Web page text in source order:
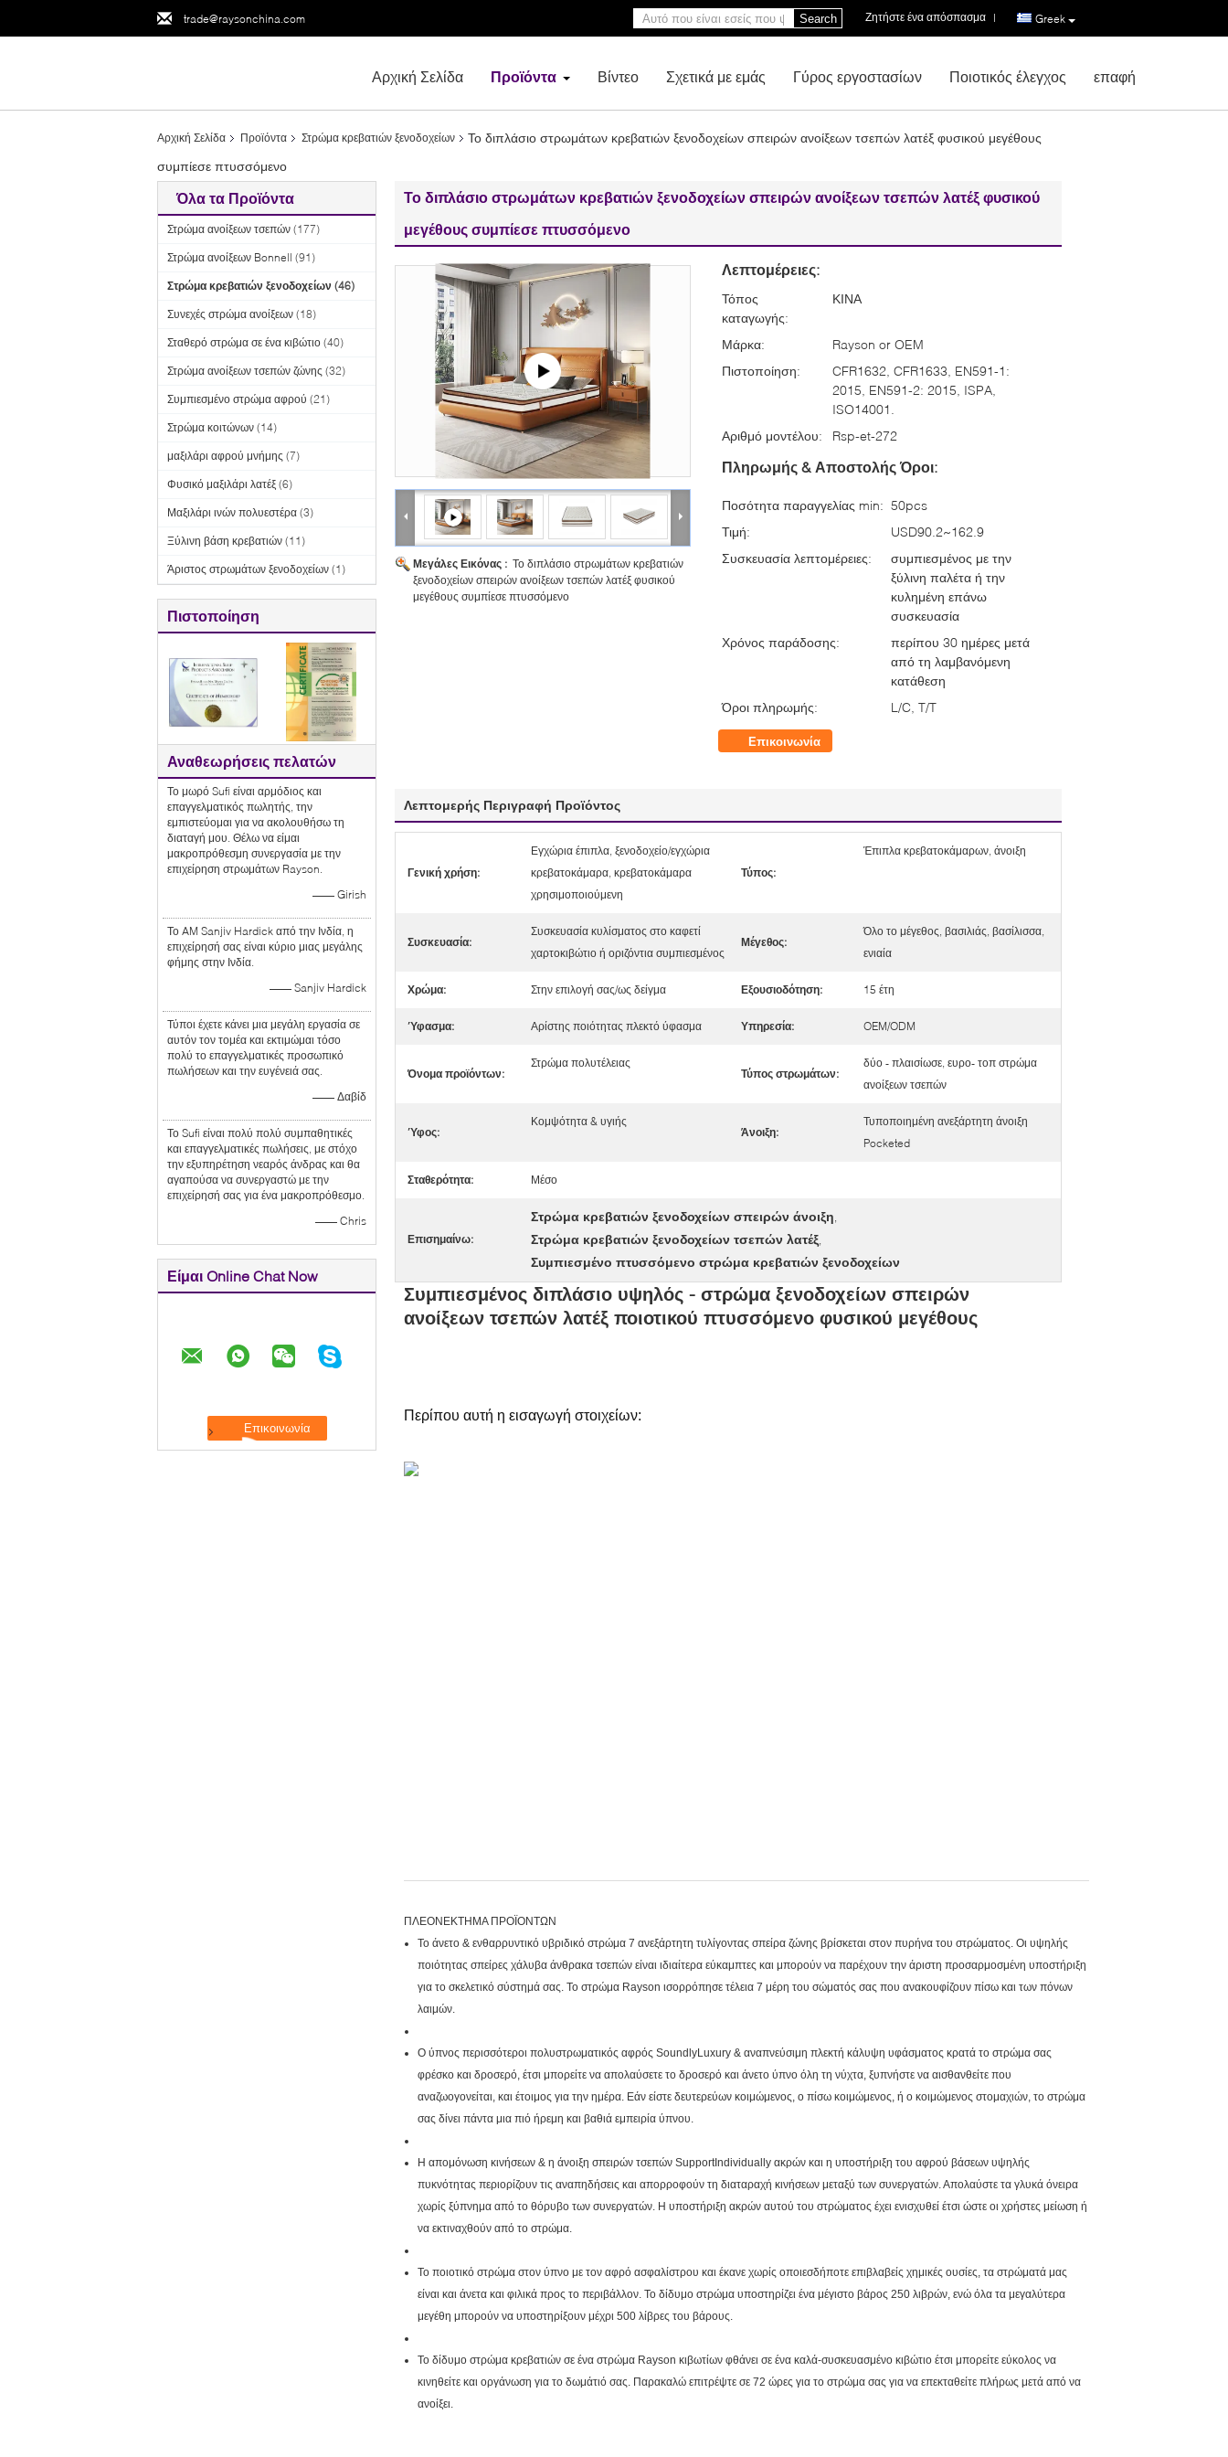
trade@raysonchina.com Greek
Ζητήστε ένα απόσπασμα |
Search
Αρχική Σελίδα Προϊόντα Βίντεο Σχετικά με εμάς Γύρος εργοστασίων Ποιοτικός έλεγχος επαφή
Αρχική Σελίδα Προϊόντα Στρώμα κρεβατιών ξενοδοχείων
Το διπλάσιο στρωμάτων κρεβατιών ξενοδοχείων σπειρών ανοίξεων τσεπών λατέξ φυσικού μεγέθους
συμπίεσε πτυσσόμενο
Όλα τα Προϊόντα
Στρώμα ανοίξεων τσεπών (177)
Στρώμα ανοίξεων Bonnell (91)
Στρώμα κρεβατιών ξενοδοχείων (46)
Συνεχές στρώμα ανοίξεων (18)
Σταθερό στρώμα σε ένα κιβώτιο (40)
Στρώμα ανοίξεων τσεπών ζώνης (32)
Συμπιεσμένο στρώμα αφρού (21)
Στρώμα κοιτώνων (14)
μαξιλάρι αφρού μνήμης (7)
Φυσικό μαξιλάρι λατέξ (6)
Μαξιλάρι ινών πολυεστέρα (3)
Ξύλινη βάση κρεβατιών (11)
Άριστος στρωμάτων ξενοδοχείων (1)
Πιστοποίηση
Αναθεωρήσεις πελατών
Το μωρό Sufi είναι αρμόδιος και
επαγγελματικός πωλητής, την
εμπιστεύομαι για να ακολουθήσω τη
διαταγή μου. Θέλω να είμαι
μακροπρόθεσμη συνεργασία με την
επιχείρηση στρωμάτων Rayson.
—— Girish
Το AM Sanjiv Hardick από την Ινδία, η
επιχείρησή σας είναι κύριο μιας μεγάλης
φήμης στην Ινδία.
—— Sanjiv Hardick
Τύποι έχετε κάνει μια μεγάλη εργασία σε
αυτόν τον τομέα και εκτιμώμαι τόσο
πολύ το επαγγελματικές προσωπικό
πωλήσεων και την ευγένειά σας.
—— Δαβίδ
Το Sufi είναι πολύ πολύ συμπαθητικές
και επαγγελματικές πωλήσεις, με στόχο
την εξυπηρέτηση νεαρός άνδρας και θα
αγαπούσα να συνεργαστώ με την
επιχείρησή σας για ένα μακροπρόθεσμο.
—— Chris
Είμαι Online Chat Now
Το διπλάσιο στρωμάτων κρεβατιών ξενοδοχείων σπειρών ανοίξεων τσεπών λατέξ φυσικού
μεγέθους συμπίεσε πτυσσόμενο
Μεγάλες Εικόνας : Το διπλάσιο στρωμάτων κρεβατιών
ξενοδοχείων σπειρών ανοίξεων τσεπών λατέξ φυσικού
μεγέθους συμπίεσε πτυσσόμενο
Λεπτομέρειες:
Τόπος
καταγωγής:
ΚΙΝΑ
Μάρκα:
Rayson or OEM
Πιστοποίηση:
CFR1632, CFR1633, EN591-1:
2015, EN591-2: 2015, ISPA,
ISO14001.
Αριθμό μοντέλου:
Rsp-et-272
Πληρωμής & Αποστολής Όροι:
Ποσότητα παραγγελίας min: 50pcs
Τιμή:
USD90.2~162.9
Συσκευασία λεπτομέρειες:
συμπιεσμένος με την
ξύλινη παλέτα ή την
κυλημένη επάνω
συσκευασία
Χρόνος παράδοσης:
περίπου 30 ημέρες μετά
από τη λαμβανόμενη
κατάθεση
Όροι πληρωμής:
L/C, T/T
Επικοινωνία
Λεπτομερής Περιγραφή Προϊόντος
Γενική χρήση:
Εγχώρια έπιπλα, ξενοδοχείο/εγχώρια
κρεβατοκάμαρα, κρεβατοκάμαρα
χρησιμοποιούμενη
Τύπος:
Έπιπλα κρεβατοκάμαρων, άνοιξη
Συσκευασία:
Συσκευασία κυλίσματος στο καφετί
χαρτοκιβώτιο ή οριζόντια συμπιεσμένος
Μέγεθος:
Όλο το μέγεθος, βασιλιάς, βασίλισσα,
ενιαία
Χρώμα: Στην επιλογή σας/ως δείγμα Εξουσιοδότηση: 15 έτη
Ύφασμα: Αρίστης ποιότητας πλεκτό ύφασμα Υπηρεσία: OEM/ODM
Όνομα προϊόντων:
Στρώμα πολυτέλειας
Τύπος στρωμάτων:
δύο - πλαισίωσε, ευρο- τοπ στρώμα
ανοίξεων τσεπών
Ύφος:
Κομψότητα & υγιής
Άνοιξη:
Τυποποιημένη ανεξάρτητη άνοιξη
Pocketed
Σταθερότητα: Μέσο
Επισημαίνω:
Στρώμα κρεβατιών ξενοδοχείων σπειρών άνοιξη,
Στρώμα κρεβατιών ξενοδοχείων τσεπών λατέξ,
Συμπιεσμένο πτυσσόμενο στρώμα κρεβατιών ξενοδοχείων
Συμπιεσμένος διπλάσιο υψηλός - στρώμα ξενοδοχείων σπειρών
ανοίξεων τσεπών λατέξ ποιοτικού πτυσσόμενο φυσικού μεγέθους
Περίπου αυτή η εισαγωγή στοιχείων:
ΠΛΕΟΝΕΚΤΗΜΑ ΠΡΟΪΟΝΤΩΝ
Το άνετο & ενθαρρυντικό υβριδικό στρώμα 7 ανεξάρτητη τυλίγοντας σπείρα ζώνης βρίσκεται στον πυρήνα του στρώματος. Οι υψηλής
ποιότητας σπείρες χάλυβα άνθρακα τσεπών είναι ιδιαίτερα εύκαμπτες και μπορούν να παρέχουν την άριστη προσαρμοσμένη υποστήριξη
για το σκελετικό σύστημά σας. Το στρώμα Rayson ισορρόπησε τέλεια 7 μέρη του σώματός σας που ανακουφίζουν πίσω και των πόνων
λαιμών.
Ο ύπνος περισσότεροι πολυστρωματικός αφρός SoundlyLuxury & αναπνεύσιμη πλεκτή κάλυψη υφάσματος κρατά το στρώμα σας
φρέσκο και δροσερό, έτσι μπορείτε να απολαύσετε το δροσερό και άνετο ύπνο όλη τη νύχτα, ξυπνήστε να αισθανθείτε που
αναζωογονείται, και έτοιμος για την ημέρα. Εάν είστε δευτερεύων κοιμώμενος, ο πίσω κοιμώμενος, ή ο κοιμώμενος στομαχιών, το στρώμα
σας δίνει πάντα μια πιό ήρεμη και βαθιά εμπειρία ύπνου.
Η απομόνωση κινήσεων & η άνοιξη σπειρών τσεπών SupportIndividually ακρών και η υποστήριξη του αφρού βάσεων υψηλής
πυκνότητας περιορίζουν τις αναπηδήσεις και απορροφούν τη διαταραχή κινήσεων μεταξύ των συνεργατών. Απολαύστε τα γλυκά όνειρα
χωρίς ξύπνημα από το θόρυβο των συνεργατών. Η υποστήριξη ακρών αυτού του στρώματος έχει ενισχυθεί έτσι ώστε οι χρήστες μείωση ή
να εκτιναχθούν από το στρώμα.
Το ποιοτικό στρώμα στον ύπνο με τον αφρό ασφαλίστρου και έκανε χωρίς οποιεσδήποτε επιβλαβείς χημικές ουσίες, τα στρώματά μας
είναι και άνετα και φιλικά προς το περιβάλλον. Το δίδυμο στρώμα υποστηρίζει ένα μέγιστο βάρος 250 λιβρών, ενώ όλα τα μεγαλύτερα
μεγέθη μπορούν να υποστηρίξουν μέχρι 500 λίβρες του βάρους.
Το δίδυμο στρώμα κρεβατιών σε ένα στρώμα Rayson κιβωτίων φθάνει σε ένα καλά-συσκευασμένο κιβώτιο έτσι μπορείτε εύκολος να
κινηθείτε και οργάνωση για το δωμάτιό σας. Παρακαλώ επιτρέψτε σε 72 ώρες για το στρώμα σας για να επεκταθείτε πλήρως μετά από να
ανοίξει.